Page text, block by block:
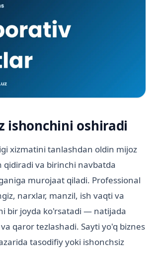
ishonchini oshiradi
xizmatini tanlashdan oldin mijoz
va birinchi navbatda
murojaat qiladi. Professional
narxlar, manzil, ish vaqti va
bir joyda ko'rsatadi — natijada
qaror tezlashadi. Sayti yo'q biznes
tasodifiy yoki ishonchsiz